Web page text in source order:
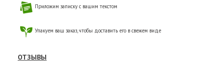
Приложим записку с вашим текстом
Упакуем ваш заказ, чтобы доставить его в свежем виде
ОТЗЫВЫ